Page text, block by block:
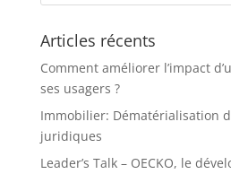
Articles récents
Comment améliorer l’impact
ses usagers ?
Immobilier: Dématérialisation
juridiques
Leader’s Talk – OECKO, le